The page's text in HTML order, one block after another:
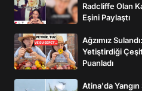
Radcliffe Olan
Eşini Paylaştı
Ağzımız
Yetiştirdiği
Puanladı
Atina'da